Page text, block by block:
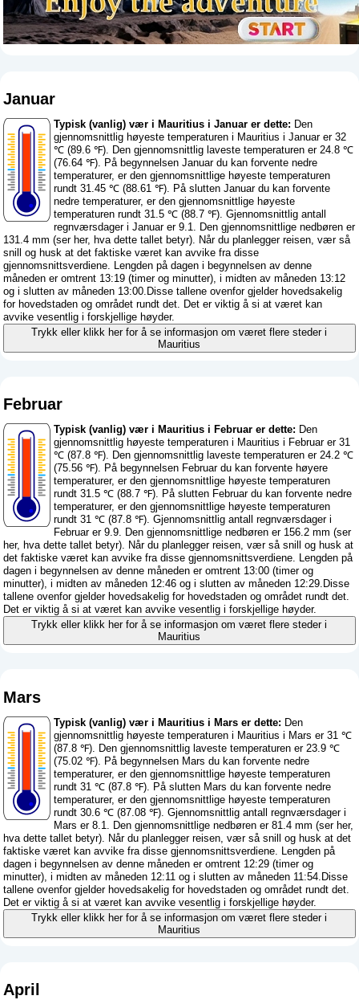
Januar
Typisk (vanlig) vær i Mauritius i Januar er dette: Den
gjennomsnittlig høyeste temperaturen i Mauritius i Januar er 32
℃ (89.6 ℉). Den gjennomsnittlig laveste temperaturen er 24.8 ℃
(76.64 ℉). På begynnelsen Januar du kan forvente nedre
temperaturer, er den gjennomsnittlige høyeste temperaturen
rundt 31.45 ℃ (88.61 ℉). På slutten Januar du kan forvente
nedre temperaturer, er den gjennomsnittlige høyeste
temperaturen rundt 31.5 ℃ (88.7 ℉). Gjennomsnittlig antall
regnværsdager i Januar er 9.1. Den gjennomsnittlige nedbøren er
131.4 mm (ser her, hva dette tallet betyr). Når du planlegger reisen, vær så
snill og husk at det faktiske været kan avvike fra disse
gjennomsnittsverdiene. Lengden på dagen i begynnelsen av denne
måneden er omtrent 13:19 (timer og minutter), i midten av måneden 13:12
og i slutten av måneden 13:00.Disse tallene ovenfor gjelder hovedsakelig
for hovedstaden og området rundt det. Det er viktig å si at været kan
avvike vesentlig i forskjellige høyder.
Trykk eller klikk her for å se informasjon om været flere steder i
Mauritius
Februar
Typisk (vanlig) vær i Mauritius i Februar er dette: Den
gjennomsnittlig høyeste temperaturen i Mauritius i Februar er 31
℃ (87.8 ℉). Den gjennomsnittlig laveste temperaturen er 24.2 ℃
(75.56 ℉). På begynnelsen Februar du kan forvente høyere
temperaturer, er den gjennomsnittlige høyeste temperaturen
rundt 31.5 ℃ (88.7 ℉). På slutten Februar du kan forvente nedre
temperaturer, er den gjennomsnittlige høyeste temperaturen
rundt 31 ℃ (87.8 ℉). Gjennomsnittlig antall regnværsdager i
Februar er 9.9. Den gjennomsnittlige nedbøren er 156.2 mm (ser
her, hva dette tallet betyr). Når du planlegger reisen, vær så snill og husk at
det faktiske været kan avvike fra disse gjennomsnittsverdiene. Lengden på
dagen i begynnelsen av denne måneden er omtrent 13:00 (timer og
minutter), i midten av måneden 12:46 og i slutten av måneden 12:29.Disse
tallene ovenfor gjelder hovedsakelig for hovedstaden og området rundt det.
Det er viktig å si at været kan avvike vesentlig i forskjellige høyder.
Trykk eller klikk her for å se informasjon om været flere steder i
Mauritius
Mars
Typisk (vanlig) vær i Mauritius i Mars er dette: Den
gjennomsnittlig høyeste temperaturen i Mauritius i Mars er 31 ℃
(87.8 ℉). Den gjennomsnittlig laveste temperaturen er 23.9 ℃
(75.02 ℉). På begynnelsen Mars du kan forvente nedre
temperaturer, er den gjennomsnittlige høyeste temperaturen
rundt 31 ℃ (87.8 ℉). På slutten Mars du kan forvente nedre
temperaturer, er den gjennomsnittlige høyeste temperaturen
rundt 30.6 ℃ (87.08 ℉). Gjennomsnittlig antall regnværsdager i
Mars er 8.1. Den gjennomsnittlige nedbøren er 81.4 mm (ser her,
hva dette tallet betyr). Når du planlegger reisen, vær så snill og husk at det
faktiske været kan avvike fra disse gjennomsnittsverdiene. Lengden på
dagen i begynnelsen av denne måneden er omtrent 12:29 (timer og
minutter), i midten av måneden 12:11 og i slutten av måneden 11:54.Disse
tallene ovenfor gjelder hovedsakelig for hovedstaden og området rundt det.
Det er viktig å si at været kan avvike vesentlig i forskjellige høyder.
Trykk eller klikk her for å se informasjon om været flere steder i
Mauritius
April